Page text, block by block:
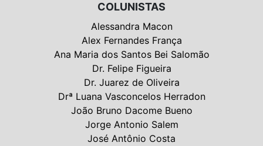
COLUNISTAS
Alessandra Macon
Alex Fernandes França
Ana Maria dos Santos Bei Salomão
Dr. Felipe Figueira
Dr. Juarez de Oliveira
Drª Luana Vasconcelos Herradon
João Bruno Dacome Bueno
Jorge Antonio Salem
José Antônio Costa